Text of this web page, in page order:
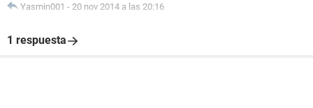
Yasmin001 - 20 nov 2014 a las 20:16
1 respuesta